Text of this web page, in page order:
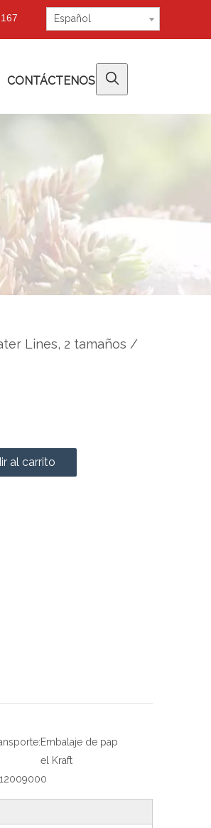
Español
CONTÁCTENOS
Lines, 2 tamaños /
al carrito
Embalaje de pap
el Kraft